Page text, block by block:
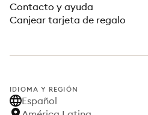
Contacto y ayuda
Canjear tarjeta de regalo
IDIOMA Y REGIÓN
Español